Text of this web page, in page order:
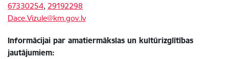
67330254, 29192298
Dace.Vizule@km.gov.lv
Informācijai par amatiermākslas un kultūrizglītības
jautājumiem: